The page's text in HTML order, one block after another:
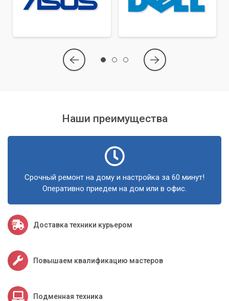
Наши преимущества
Срочный ремонт на дому и настройка за 60 минут!
Оперативно приедем на дом или в офис.
Доставка техники курьером
Повышаем квалификацию мастеров
Подменная техника